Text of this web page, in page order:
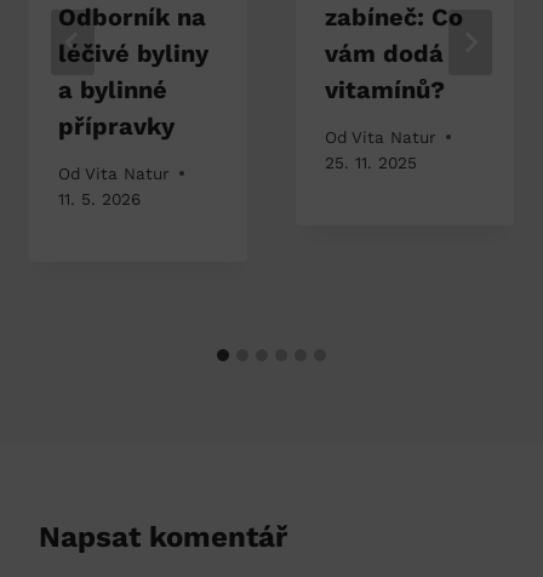
Odborník na
léčivé byliny
a bylinné
přípravky
Od Vita Natur
11. 5. 2026
zabíneč: Co
vám dodá
vitamínů?
Od Vita Natur
25. 11. 2025
Napsat komentář